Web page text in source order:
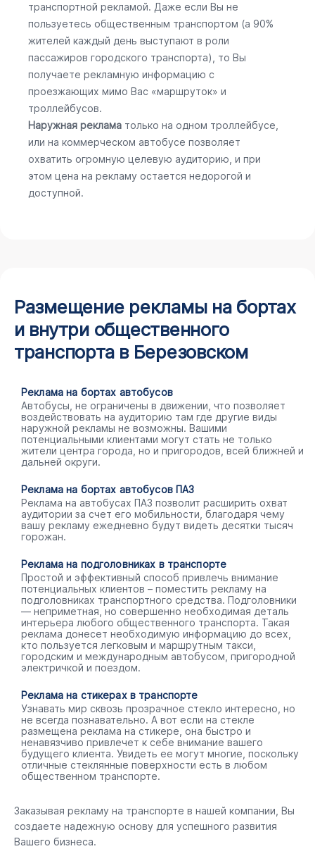
транспортной рекламой. Даже если Вы не
пользуетесь общественным транспортом (а 90%
жителей каждый день выступают в роли
пассажиров городского транспорта), то Вы
получаете рекламную информацию с
проезжающих мимо Вас «маршруток» и
троллейбусов.
Наружная реклама только на одном троллейбусе,
или на коммерческом автобусе позволяет
охватить огромную целевую аудиторию, и при
этом цена на рекламу остается недорогой и
доступной.
Размещение рекламы на бортах
и внутри общественного
транспорта в Березовском
Реклама на бортах автобусов
Автобусы, не ограничены в движении, что позволяет
воздействовать на аудиторию там где другие виды
наружной рекламы не возможны. Вашими
потенциальными клиентами могут стать не только
жители центра города, но и пригородов, всей ближней и
дальней округи.
Реклама на бортах автобусов ПАЗ
Реклама на автобусах ПАЗ позволит расширить охват
аудитории за счет его мобильности, благодаря чему
вашу рекламу ежедневно будут видеть десятки тысяч
горожан.
Реклама на подголовниках в транспорте
Простой и эффективный способ привлечь внимание
потенциальных клиентов – поместить рекламу на
подголовниках транспортного средства. Подголовники
— неприметная, но совершенно необходимая деталь
интерьера любого общественного транспорта. Такая
реклама донесет необходимую информацию до всех,
кто пользуется легковым и маршрутным такси,
городским и международным автобусом, пригородной
электричкой и поездом.
Реклама на стикерах в транспорте
Узнавать мир сквозь прозрачное стекло интересно, но
не всегда познавательно. А вот если на стекле
размещена реклама на стикере, она быстро и
ненавязчиво привлечет к себе внимание вашего
будущего клиента. Увидеть ее могут многие, поскольку
отличные стеклянные поверхности есть в любом
общественном транспорте.
Заказывая рекламу на транспорте в нашей компании, Вы
создаете надежную основу для успешного развития
Вашего бизнеса.